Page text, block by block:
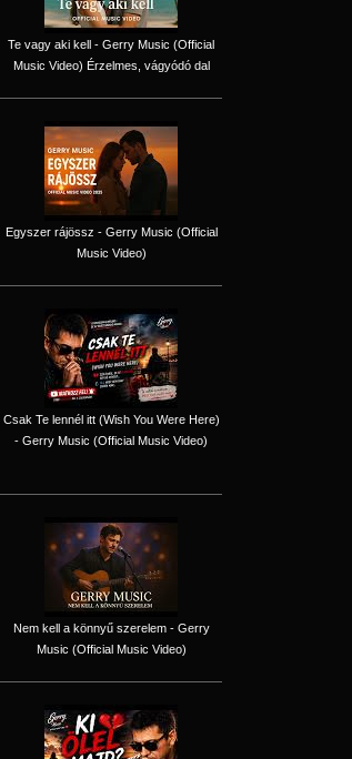
Te vagy aki kell - Gerry Music (Official
Music Video) Érzelmes, vágyódó dal
Egyszer rájössz - Gerry Music (Official
Music Video)
Csak Te lennél itt (Wish You Were Here)
- Gerry Music (Official Music Video)
Nem kell a könnyű szerelem - Gerry
Music (Official Music Video)